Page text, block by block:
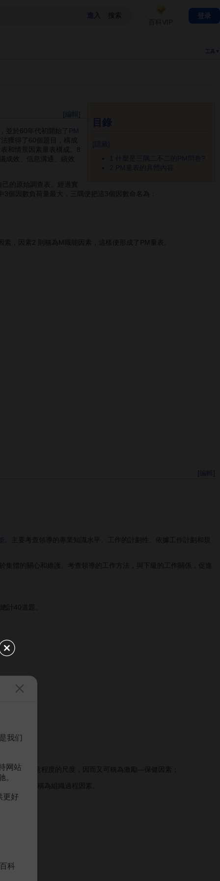
工具▼
什麼是三隅二不二的PM問卷?
2 PM量表的具體內容
[編輯
並於60年代初開始了 PM
獲得了60個題目，構成
和情景因素量表構成。8
成效、信息溝通、績效
的原始調查表。經過實
個因數負荷量最大，三隅便把這3個因數命名為：
素，因素2 則稱為M職能因素，這樣便形成了PM量表。
[編輯
。主要考查領導的專業知識水平、工作的計劃性、依據工作計劃和規
的關心和維護。考查領導的工作方法，與下級的工作關係，促進
計40道題。
態度。
水平的滿意程度的尺度，因而又可稱為激勵—保健因素；
所以又可稱為組織過程因素。
百科VIP
登录
我们
网站
。
更好
科